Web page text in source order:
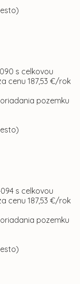
s celkovou
cenu 187,53 €/rok
pozemku
s celkovou
cenu 187,53 €/rok
pozemku